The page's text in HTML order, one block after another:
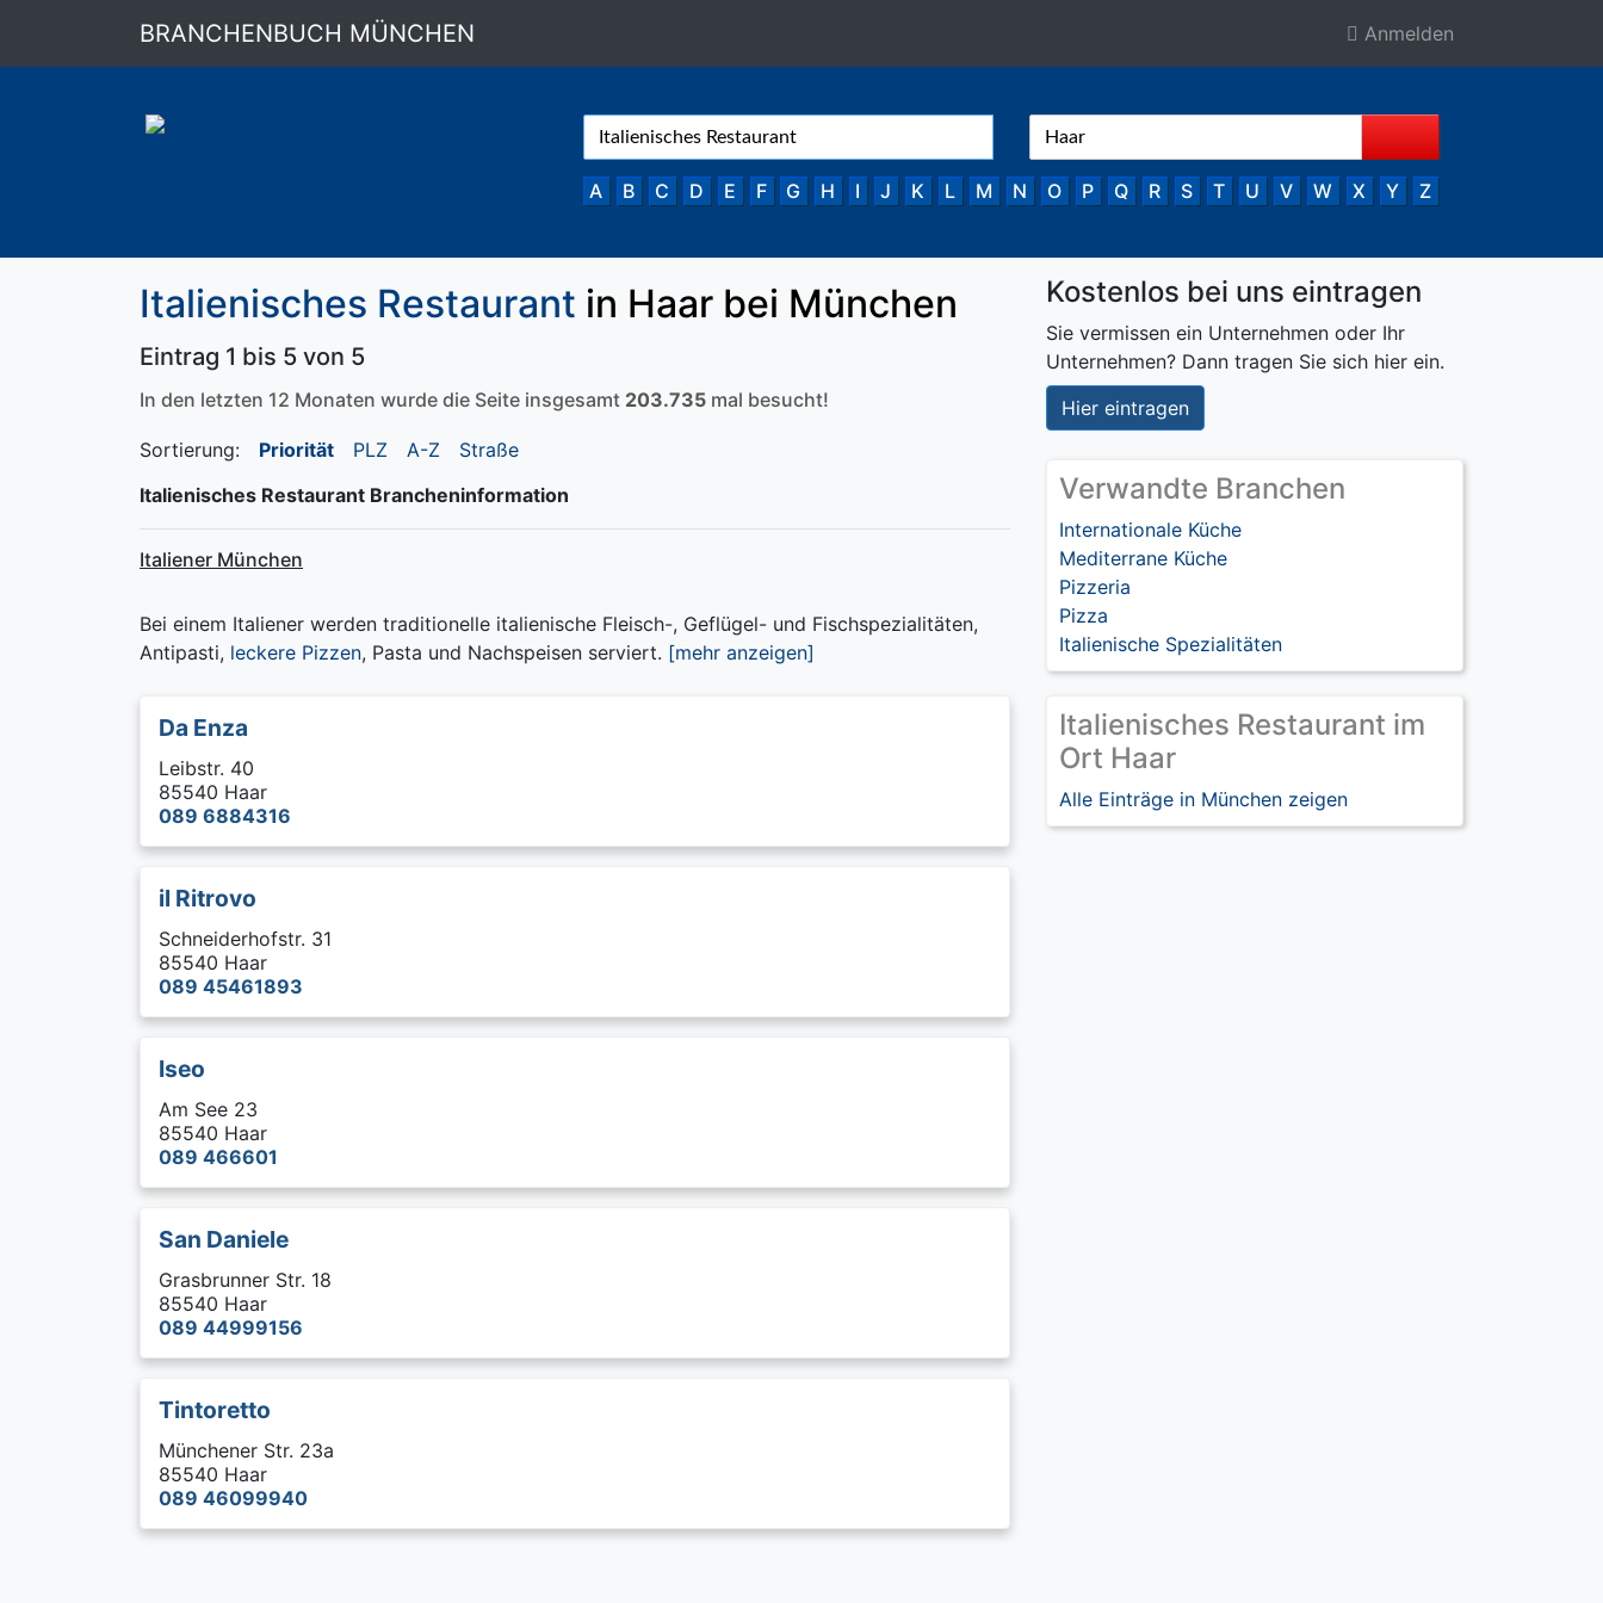
BRANCHENBUCH MÜNCHEN Anmelden
A B C D E F G H I J K L M N O P Q R S T U V W X Y Z
Italienisches Restaurant in Haar bei München
Eintrag 1 bis 5 von 5
In den letzten 12 Monaten wurde die Seite insgesamt 203.735 mal besucht!
Sortierung: Priorität PLZ A-Z
Straße
Italienisches Restaurant Brancheninformation
Italiener München
Bei einem Italiener werden traditionelle italienische Fleisch-, Geflügel- und Fischspezialitäten,
Antipasti, leckere Pizzen, Pasta und Nachspeisen serviert. [mehr anzeigen]
Da Enza
Leibstr. 40
85540 Haar
089 6884316
il Ritrovo
Schneiderhofstr. 31
85540 Haar
089 45461893
Iseo
Am See 23
85540 Haar
089 466601
San Daniele
Grasbrunner Str. 18
85540 Haar
089 44999156
Tintoretto
Münchener Str. 23a
85540 Haar
089 46099940
Kostenlos bei uns eintragen
Sie vermissen ein Unternehmen oder Ihr
Unternehmen? Dann tragen Sie sich hier ein.
Hier eintragen
Verwandte Branchen
Internationale Küche
Mediterrane Küche
Pizzeria
Pizza
Italienische Spezialitäten
Italienisches Restaurant im
Ort Haar
Alle Einträge in München zeigen